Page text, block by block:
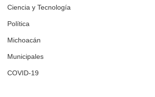
Ciencia y Tecnología
Política
Michoacán
Municipales
COVID-19